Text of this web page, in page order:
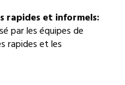
rapides et informels:
par les équipes de
rapides et les